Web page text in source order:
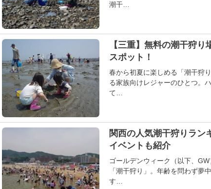
潮干…
【三重】無料の潮干狩
スポット！
春から初夏に楽しめる「潮干狩
る家族向けレジャーのひとつ。
て…
関西の人気潮干狩りラ
イベントも紹介
ゴールデンウィーク（以下、
「潮干狩り」。年齢を問わず夢
す…